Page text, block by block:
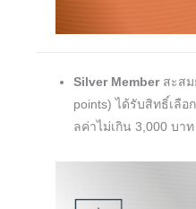
Silver Memberสะสม
points) ได้รับสิทธิ์เลือ
ลค่าไม่เกิน 3,000 บาท